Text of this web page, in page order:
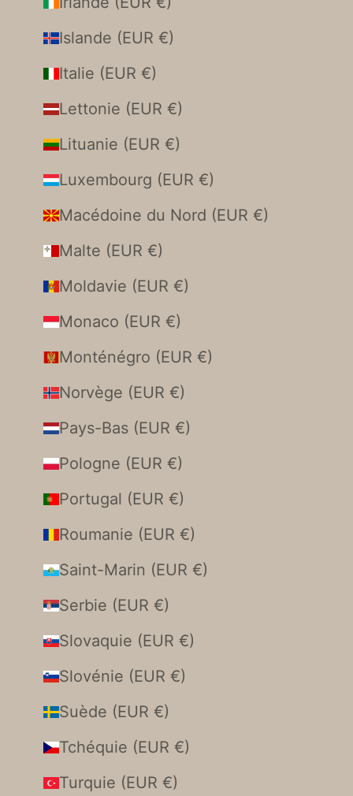
Islande (EUR €)
Italie (EUR €)
Lettonie (EUR €)
Lituanie (EUR €)
Luxembourg (EUR €)
Macédoine du Nord (EUR €)
Malte (EUR €)
Moldavie (EUR €)
Monaco (EUR €)
Monténégro (EUR €)
Norvège (EUR €)
Pays-Bas (EUR €)
Pologne (EUR €)
Portugal (EUR €)
Roumanie (EUR €)
Saint-Marin (EUR €)
Serbie (EUR €)
Slovaquie (EUR €)
Slovénie (EUR €)
Suède (EUR €)
Tchéquie (EUR €)
Turquie (EUR €)